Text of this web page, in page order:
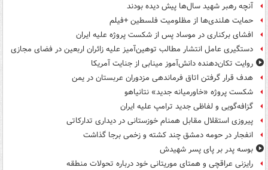
آنچه رهبر شهید سال‌ها پیش دیده بودند
حمایت هلندی‌ها از مظلومیت فلسطین +فیلم
افشای برکناری در موساد پس از شکست پروژه علیه ایران
دستگیری عامل انتشار مطالب توهین‌آمیز علیه زائران اربعین در فضای مجازی
روایت تکان‌دهنده دانش‌آموز مینابی از جنایت آمریکا
هدف قرار گرفتن اتاق‌ فرماندهی مزدوران عربستان در یمن
شکست پروژه «خاورمیانه جدید» نتانیاهو
گزافه‌گویی و لفاظی جدید ترامپ علیه ایران
پیروزی استقلال مقابل همنام خوزستانی در دیداری تدارکاتی
انفجار در حومه دمشق چند کشته و زخمی برجا گذاشت
بوسه‌ پدر بر پای پسر شهیدش
رایزنی عراقچی و همتای موریتانی خود درباره تحولات منطقه